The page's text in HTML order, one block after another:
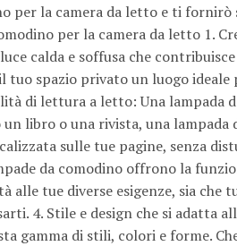
per la camera da letto e ti
per la camera da letto 1.
calda e soffusa che
tuo spazio privato un luogo
di lettura a letto: Una
un libro o una rivista, una
sulle tue pagine, senza
da comodino offrono la
alle tue diverse esigenze, sia
4. Stile e design che si adatta
gamma di stili, colori e forme.